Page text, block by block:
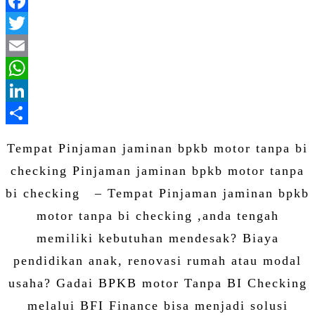
Tempat Pinjaman jaminan bpkb motor tanpa bi
checking Pinjaman jaminan bpkb motor tanpa
bi checking – Tempat Pinjaman jaminan bpkb
motor tanpa bi checking ,anda tengah
memiliki kebutuhan mendesak? Biaya
pendidikan anak, renovasi rumah atau modal
usaha? Gadai BPKB motor Tanpa BI Checking
melalui BFI Finance bisa menjadi solusi